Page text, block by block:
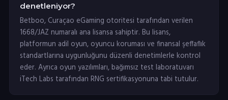
denetleniyor?
Betboo, Curaçao eGaming otoritesi tarafından verilen
1668/JAZ numaralı ana lisansa sahiptir. Bu lisans,
platformun adil oyun, oyuncu koruması ve finansal şeffaflık
standartlarına uygunluğunu düzenli denetimlerle kontrol
eder. Ayrıca oyun yazılımları, bağımsız test laboratuvarı
iTech Labs tarafından RNG sertifikasyonuna tabi tutulur.